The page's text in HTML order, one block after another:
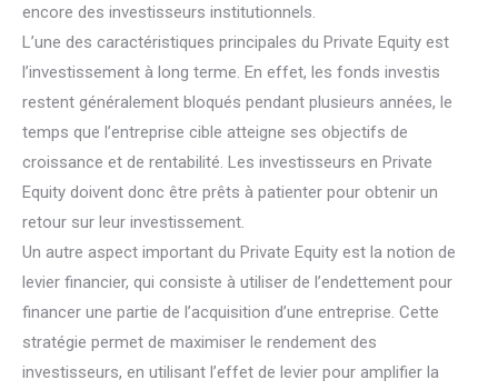
encore des investisseurs institutionnels.
L’une des caractéristiques principales du Private Equity est
l’investissement à long terme. En effet, les fonds investis
restent généralement bloqués pendant plusieurs années, le
temps que l’entreprise cible atteigne ses objectifs de
croissance et de rentabilité. Les investisseurs en Private
Equity doivent donc être prêts à patienter pour obtenir un
retour sur leur investissement.
Un autre aspect important du Private Equity est la notion de
levier financier, qui consiste à utiliser de l’endettement pour
financer une partie de l’acquisition d’une entreprise. Cette
stratégie permet de maximiser le rendement des
investisseurs, en utilisant l’effet de levier pour amplifier la